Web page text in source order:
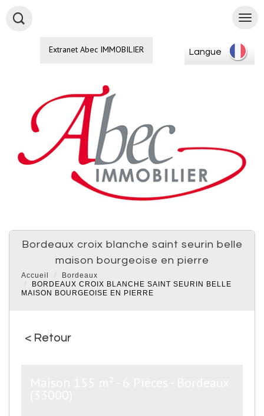
Extranet Abec IMMOBILIER Langue
bordeaux croix blanche saint seurin belle
maison bourgeoise en pierre
Accueil
Bordeaux
BORDEAUX CROIX BLANCHE SAINT SEURIN BELLE
MAISON BOURGEOISE EN PIERRE
< Retour